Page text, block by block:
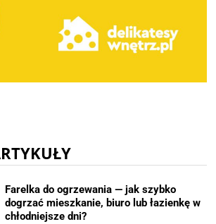
Farelka do ogrzewania — jak szybko
dogrzać mieszkanie, biuro lub łazienkę w
chłodniejsze dni?